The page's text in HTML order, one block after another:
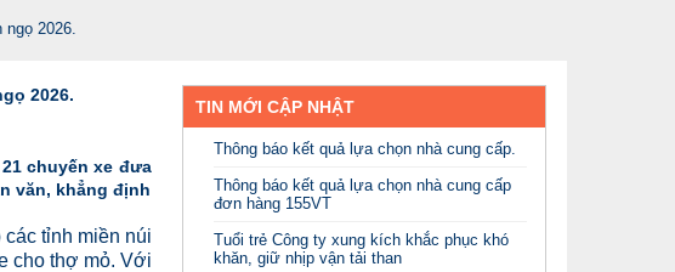
2026.
2026.
chuyến xe đưa
văn, khẳng định
tỉnh miền núi
cho thợ mỏ. Với
TIN MỚI CẬP NHẬT
Thông báo kết quả lựa chọn nhà cung cấp.
Thông báo kết quả lựa chọn nhà cung cấp
đơn hàng 155VT
Tuổi trẻ Công ty xung kích khắc phục khó
khăn, giữ nhịp vận tải than